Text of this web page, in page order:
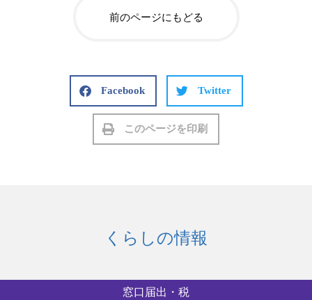
前のページにもどる
Facebook Twitter
このページを印刷
くらしの情報
窓口届出・税